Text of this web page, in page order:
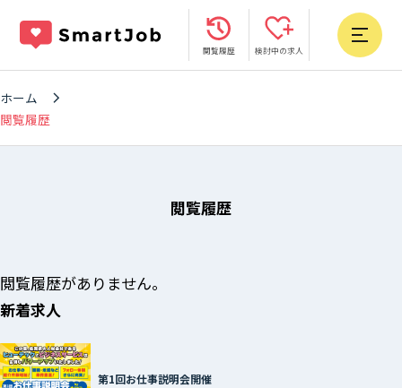
閲覧履歴 検討中の求人
ホーム
閲覧履歴
閲覧履歴
閲覧履歴がありません。
新着求人
第1回お仕事説明会開催